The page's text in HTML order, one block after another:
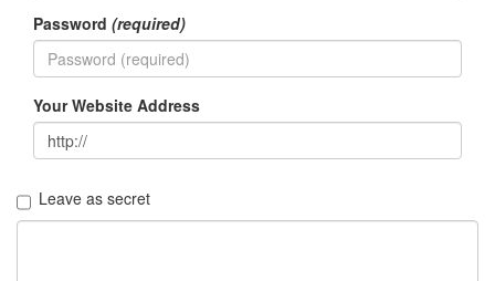
Password (required)
Your Website Address
Leave as secret
ion
3800...
Daweikala
AA